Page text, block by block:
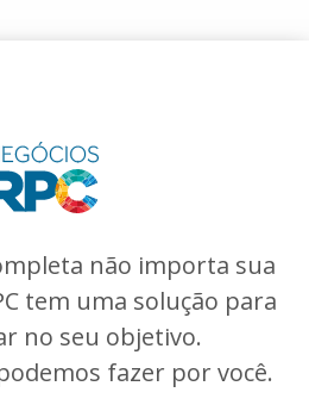
não importa sua
tem uma solução para
no seu objetivo.
fazer por você.